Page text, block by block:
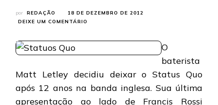
por REDAÇÃO
18 DE DEZEMBRO DE 2012
DEIXE UM COMENTÁRIO
PERDE
O
baterista
Matt Letley decidiu deixar o Status Quo
após 12 anos na banda inglesa. Sua última
apresentação ao lado de Francis Rossi